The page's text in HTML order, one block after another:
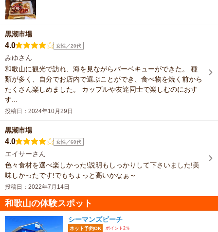
黒潮市場
4.0 女性／20代
みゆさん
和歌山に観光で訪れ、海を見ながらバーベキューができた。 種
類が多く、自分でお店内で選ぶことができ、食べ物を焼く前から
たくさん楽しめました。 カップルや友達同士で楽しむのにおす
す...
投稿日：2024年10月29日
黒潮市場
4.0 女性／60代
エイサーさん
色々食材を選べ楽しかった!説明もしっかりして下さいました!美
味しかったです!でもちょっと高いかなぁ～
投稿日：2022年7月14日
和歌山の体験スポット
シーマンズビーチ
ネット予約OK ポイント2％